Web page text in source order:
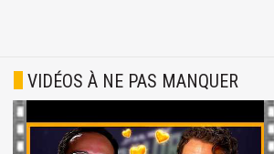
VIDÉOS À NE PAS MANQUER